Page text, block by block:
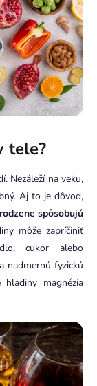
tele?
Nezáleží na veku,
Aj to je dôvod,
spôsobujú
môže zapríčiniť
cukor alebo
nadmernú fyzickú
magnézia